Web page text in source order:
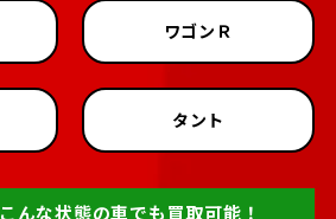
ワゴンＲ
タント
こんな状態の車でも買取可能！